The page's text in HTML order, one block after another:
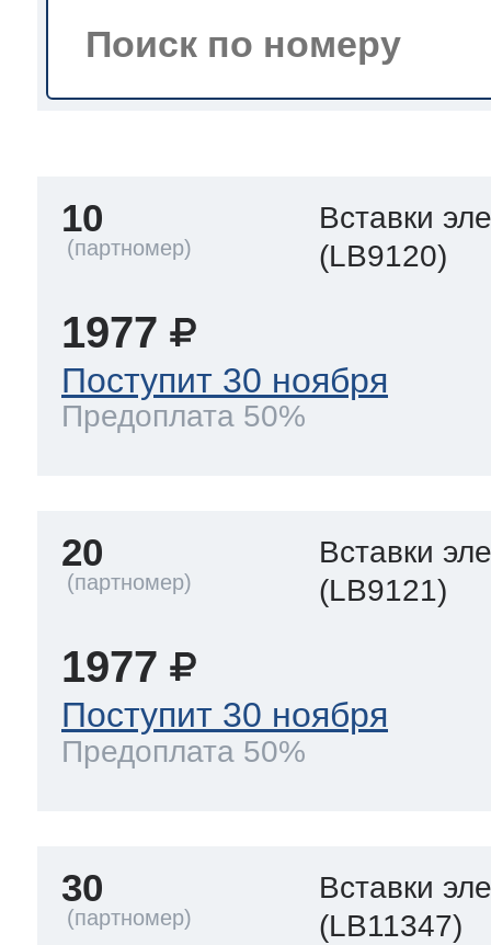
по уходу
холод.камер
10
Вставки
(LB9120)
1977
Поступит 30 ноября
Предоплата 50%
20
Вставки
(LB9121)
1977
Поступит 30 ноября
Предоплата 50%
30
Вставки
(LB11347)